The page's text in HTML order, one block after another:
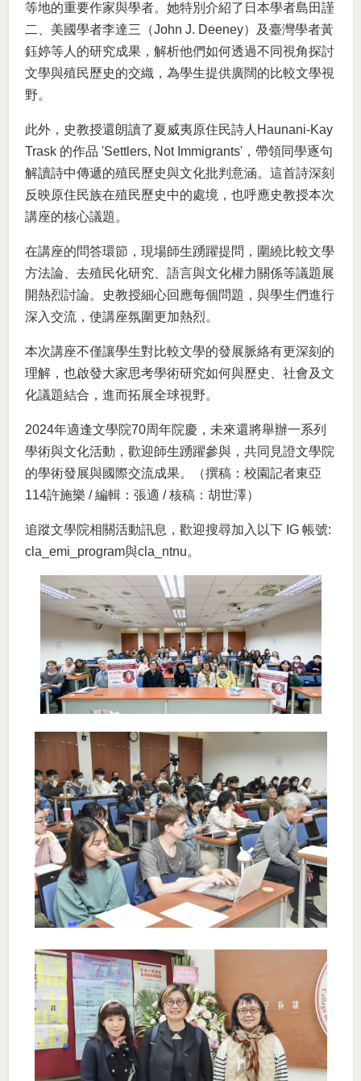
等地的重要作家與學者。她特別介紹了日本學者島田謹
二、美國學者李達三（John J. Deeney）及臺灣學者黃
鈺婷等人的研究成果，解析他們如何透過不同視角探討
文學與殖民歷史的交織，為學生提供廣闊的比較文學視
野。
此外，史教授還朗讀了夏威夷原住民詩人Haunani-Kay
Trask 的作品 'Settlers, Not Immigrants'，帶領同學逐句
解讀詩中傳遞的殖民歷史與文化批判意涵。這首詩深刻
反映原住民族在殖民歷史中的處境，也呼應史教授本次
講座的核心議題。
在講座的問答環節，現場師生踴躍提問，圍繞比較文學
方法論、去殖民化研究、語言與文化權力關係等議題展
開熱烈討論。史教授細心回應每個問題，與學生們進行
深入交流，使講座氛圍更加熱烈。
本次講座不僅讓學生對比較文學的發展脈絡有更深刻的
理解，也啟發大家思考學術研究如何與歷史、社會及文
化議題結合，進而拓展全球視野。
2024年適逢文學院70周年院慶，未來還將舉辦一系列
學術與文化活動，歡迎師生踴躍參與，共同見證文學院
的學術發展與國際交流成果。（撰稿：校園記者東亞
114許施樂 / 編輯：張適 / 核稿：胡世澤）
追蹤文學院相關活動訊息，歡迎搜尋加入以下 IG 帳號:
cla_emi_program與cla_ntnu。